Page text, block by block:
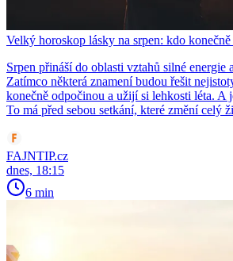
Velký horoskop lásky na srpen: kdo
Srpen přináší do oblasti vztahů silné energie
Zatímco některá znamení budou řešit
konečně odpočinou a užijí si lehkosti léta. A
To má před sebou setkání, které změní celý
FAJNTIP.cz
dnes, 18:15
6 min